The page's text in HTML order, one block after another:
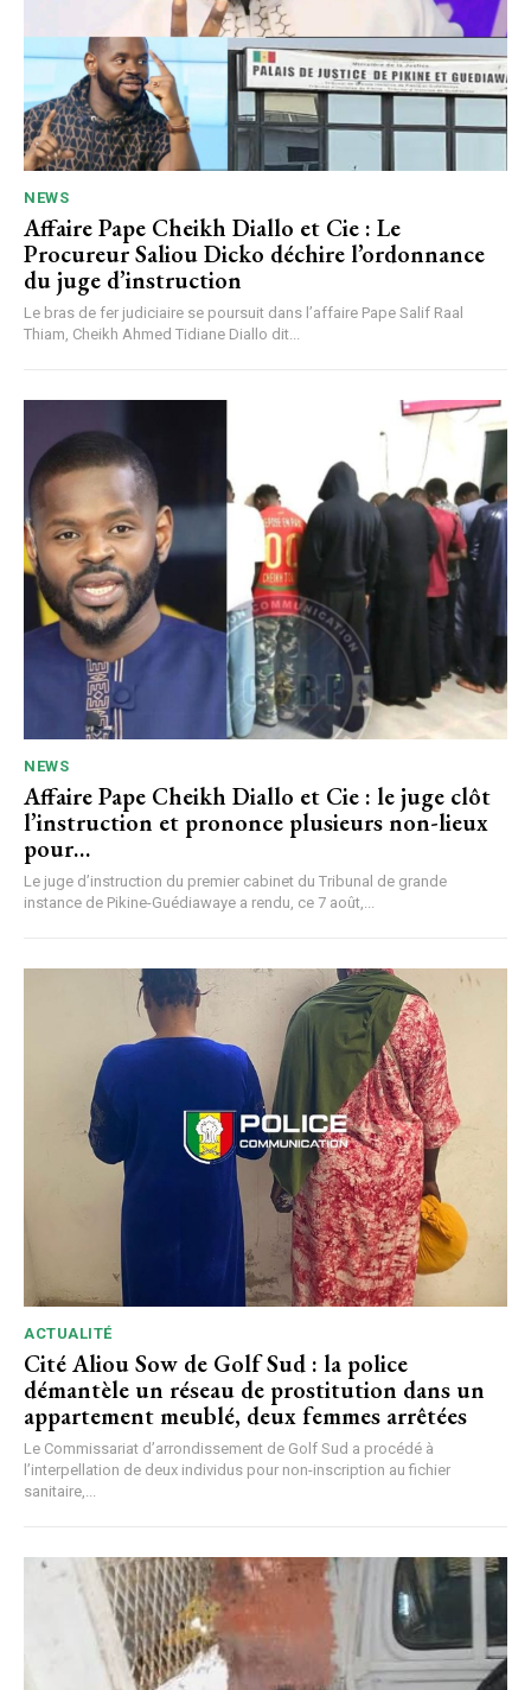
NEWS
Affaire Pape Cheikh Diallo et Cie : Le
Procureur Saliou Dicko déchire l’ordonnance
du juge d’instruction
Le bras de fer judiciaire se poursuit dans l’affaire Pape Salif Raal
Thiam, Cheikh Ahmed Tidiane Diallo dit...
NEWS
Affaire Pape Cheikh Diallo et Cie : le juge clôt
l’instruction et prononce plusieurs non-lieux
pour…
Le juge d’instruction du premier cabinet du Tribunal de grande
instance de Pikine-Guédiawaye a rendu, ce 7 août,...
ACTUALITÉ
Cité Aliou Sow de Golf Sud : la police
démantèle un réseau de prostitution dans un
appartement meublé, deux femmes arrêtées
Le Commissariat d’arrondissement de Golf Sud a procédé à
l’interpellation de deux individus pour non-inscription au fichier
sanitaire,...